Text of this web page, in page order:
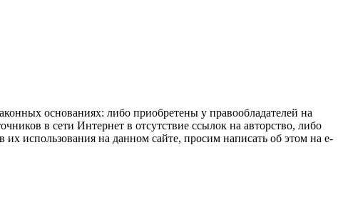
основаниях: либо приобретены у правообладателей на
в сети Интернет в отсутствие ссылок на авторство, либо
использования на данном сайте, просим написать об этом на e-